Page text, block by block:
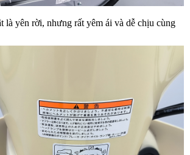
là yên rời, nhưng rất yêm ái và dễ chịu cùng